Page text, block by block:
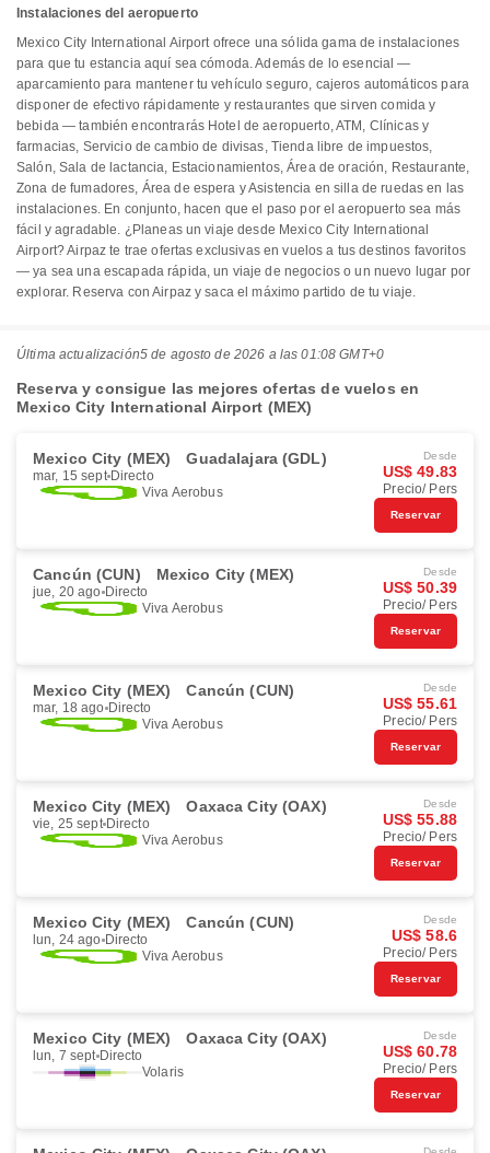
Instalaciones del aeropuerto
Mexico City International Airport ofrece una sólida gama de instalaciones
para que tu estancia aquí sea cómoda. Además de lo esencial —
aparcamiento para mantener tu vehículo seguro, cajeros automáticos para
disponer de efectivo rápidamente y restaurantes que sirven comida y
bebida — también encontrarás Hotel de aeropuerto, ATM, Clínicas y
farmacias, Servicio de cambio de divisas, Tienda libre de impuestos,
Salón, Sala de lactancia, Estacionamientos, Área de oración, Restaurante,
Zona de fumadores, Área de espera y Asistencia en silla de ruedas en las
instalaciones. En conjunto, hacen que el paso por el aeropuerto sea más
fácil y agradable. ¿Planeas un viaje desde Mexico City International
Airport? Airpaz te trae ofertas exclusivas en vuelos a tus destinos favoritos
— ya sea una escapada rápida, un viaje de negocios o un nuevo lugar por
explorar. Reserva con Airpaz y saca el máximo partido de tu viaje.
Última actualización5 de agosto de 2026 a las 01:08 GMT+0
Reserva y consigue las mejores ofertas de vuelos en
Mexico City International Airport (MEX)
Mexico City (MEX) Guadalajara (GDL)
mar, 15 sept Directo
Viva Aerobus
Desde
US$ 49.83
Precio/ Pers
Reservar
Cancún (CUN) Mexico City (MEX)
jue, 20 ago Directo
Viva Aerobus
Desde
US$ 50.39
Precio/ Pers
Reservar
Mexico City (MEX) Cancún (CUN)
mar, 18 ago Directo
Viva Aerobus
Desde
US$ 55.61
Precio/ Pers
Reservar
Mexico City (MEX) Oaxaca City (OAX)
vie, 25 sept Directo
Viva Aerobus
Desde
US$ 55.88
Precio/ Pers
Reservar
Mexico City (MEX) Cancún (CUN)
lun, 24 ago Directo
Viva Aerobus
Desde
US$ 58.6
Precio/ Pers
Reservar
Mexico City (MEX) Oaxaca City (OAX)
lun, 7 sept Directo
Volaris
Desde
US$ 60.78
Precio/ Pers
Reservar